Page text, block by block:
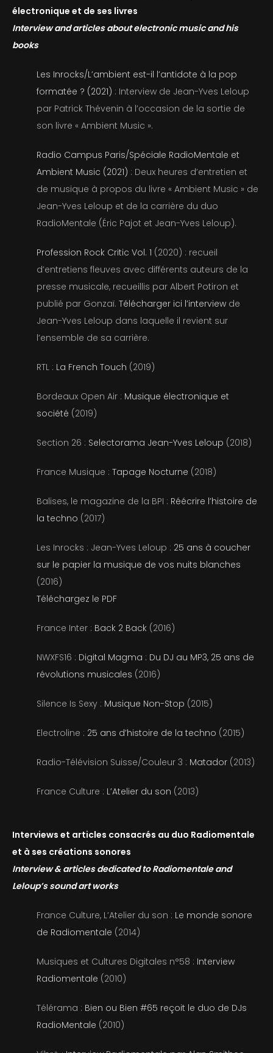
Works
Press & interviews
Biographie – Biography
électronique et de ses livres
Interview and articles about electronic music and his
books
Les Inrocks/L’ambient est-il l’antidote à la pop
formatée ? (2021) : Interview de Jean-Yves Leloup
par Patrick Thévenin à l’occasion de la sortie de
son livre « Ambient Music ».
Radio Campus Paris/Spéciale RadioMentale et
Ambient Music (2021) : Deux heures d’entretien et
de musique à propos du livre « Ambient Music » de
Jean-Yves Leloup et de la carrière du duo
RadioMentale (Éric Pajot et Jean-Yves Leloup).
Profession Rock Critic Vol. 1 (2020) : recueil
d’entretiens fleuves avec différents auteurs de la
presse musicale, recueillis par Albert Potiron et
publié par Gonzaï. Télécharger ici l’interview de
Jean-Yves Leloup dans laquelle il revient sur
l’ensemble de sa carrière.
RTL : La French Touch (2019)
Bordeaux Open Air : Musique électronique et
société (2019)
Section 26 : Selectorama Jean-Yves Leloup (2018)
France Musique : Tapage Nocturne (2018)
Balises, le magazine de la BPI : Réécrire l’histoire de
la techno (2017)
Les Inrocks : Jean-Yves Leloup : 25 ans à coucher
sur le papier la musique de vos nuits blanches
(2016)
Téléchargez le PDF
France Inter : Back 2 Back (2016)
NWXFS16 : Digital Magma : Du DJ au MP3, 25 ans de
révolutions musicales (2016)
Silence Is Sexy : Musique Non-Stop (2015)
Electroline : 25 ans d’histoire de la techno (2015)
Radio-Télévision Suisse/Couleur 3 : Matador (2013)
France Culture : L’Atelier du son (2013)
Interviews et articles consacrés au duo Radiomentale
et à ses créations sonores
Interview & articles dedicated to Radiomentale and
Leloup’s sound art works
France Culture, L’Atelier du son : Le monde sonore
de Radiomentale (2014)
Musiques et Cultures Digitales n°58 : Interview
Radiomentale (2010)
Télérama : Bien ou Bien #65 reçoit le duo de DJs
RadioMentale (2010)